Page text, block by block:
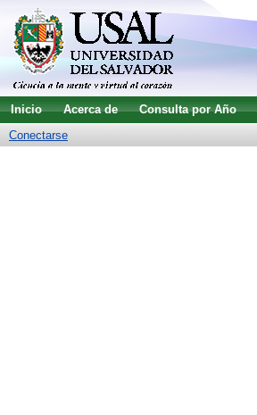
Inicio Acerca de Consulta por Año
Conectarse